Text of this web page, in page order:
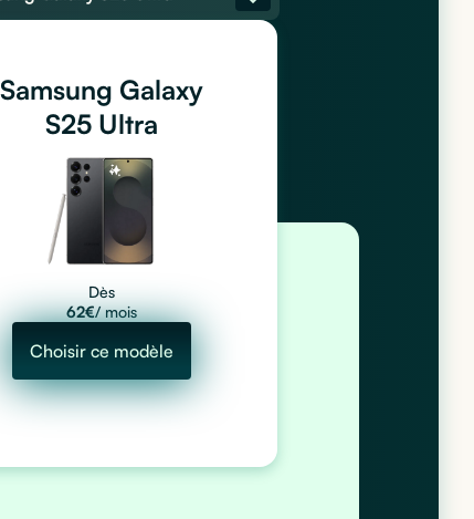
Samsung Galaxy
S25 Ultra
Dès
62€/ mois
Choisir ce modèle